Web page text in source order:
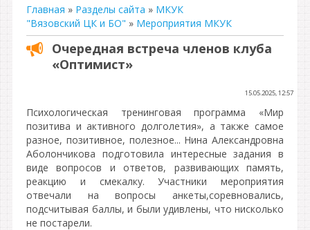
Главная » Разделы сайта » МКУК
"Вязовский ЦК и БО" » Мероприятия МКУК
Очередная встреча членов клуба
«Оптимист»
15.05.2025, 12:57
Психологическая тренинговая программа «Мир
позитива и активного долголетия», а также самое
разное, позитивное, полезное... Нина Александровна
Аболончикова подготовила интересные задания в
виде вопросов и ответов, развивающих память,
реакцию и смекалку. Участники мероприятия
отвечали на вопросы анкеты,соревновались,
подсчитывая баллы, и были удивлены, что нисколько
не постарели.